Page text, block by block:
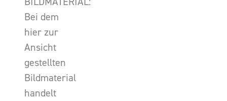
Bei dem
hier zur
Ansicht
gestellten
Bildmaterial
handelt